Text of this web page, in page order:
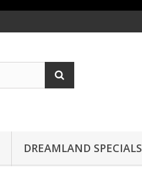
DREAMLAND SPECIALS